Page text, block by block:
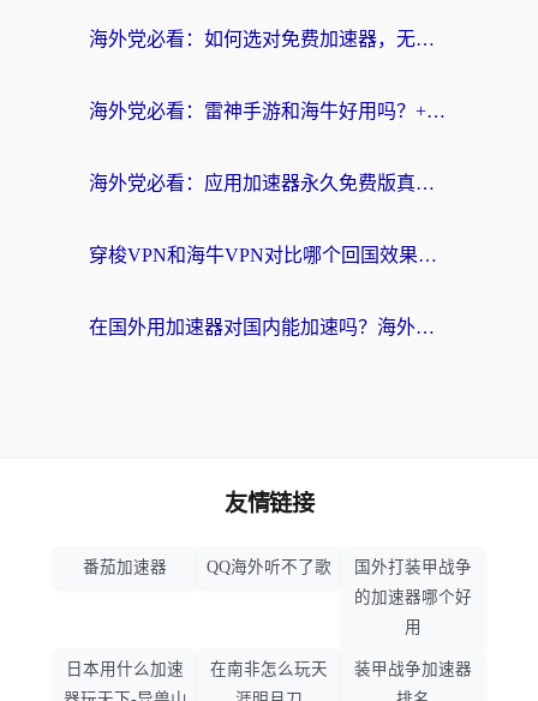
海外党必看：如何选对免费加速器，无缝访问国内资源不踩坑？
海外党必看：雷神手游和海牛好用吗？+3款热门加速器实测对比，附番茄加速器无缝回国指南
海外党必看：应用加速器永久免费版真的存在吗？教你选对回国加速器无缝刷国内资源
穿梭VPN和海牛VPN对比哪个回国效果更好？海外华人亲测3款热门加速器+避坑指南
在国外用加速器对国内能加速吗？海外党亲测有效的无缝访问指南
友情链接
番茄加速器 QQ海外听不了歌
国外打装甲战争
的加速器哪个好
用
日本用什么加速
在南非怎么玩天
装甲战争加速器